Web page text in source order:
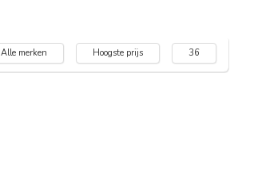
Alle merken Hoogste prijs 36